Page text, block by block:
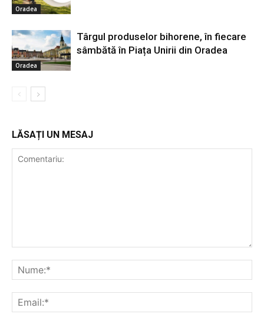
Oradea
Oradea
Târgul produselor bihorene, în fiecare
sâmbătă în Piața Unirii din Oradea
LĂSAȚI UN MESAJ